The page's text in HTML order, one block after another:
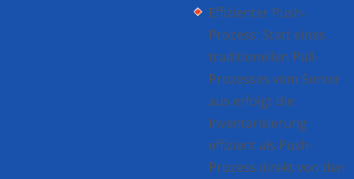
Effizienter Push-
Prozess: Statt eines
traditionellen Pull-
Prozesses vom Server
aus erfolgt die
Inventarisierung
effizient als Push-
Prozess direkt von den